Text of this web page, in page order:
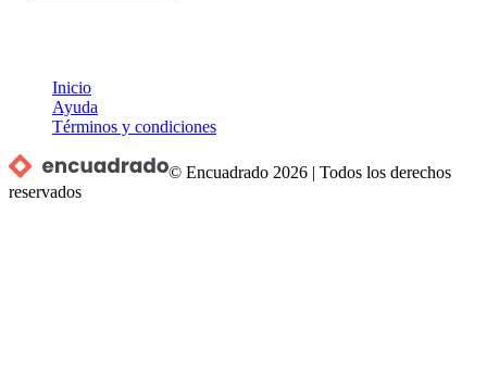
Inicio
Ayuda
Términos y condiciones
© Encuadrado 2026 |Todos los derechos
reservados